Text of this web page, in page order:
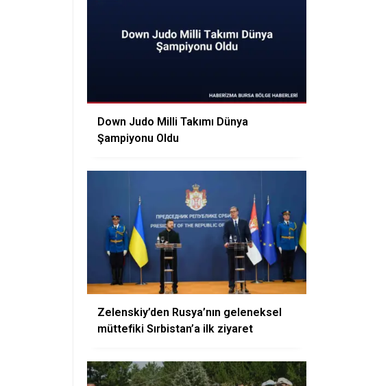
Down Judo Milli Takımı Dünya
Şampiyonu Oldu
Zelenskiy’den Rusya’nın geleneksel
müttefiki Sırbistan’a ilk ziyaret